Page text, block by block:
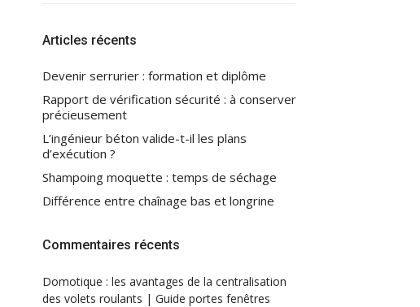
Articles récents
Devenir serrurier : formation et diplôme
Rapport de vérification sécurité : à conserver
précieusement
L’ingénieur béton valide-t-il les plans
d’exécution ?
Shampoing moquette : temps de séchage
Différence entre chaînage bas et longrine
Commentaires récents
Domotique : les avantages de la centralisation
des volets roulants | Guide portes fenêtres